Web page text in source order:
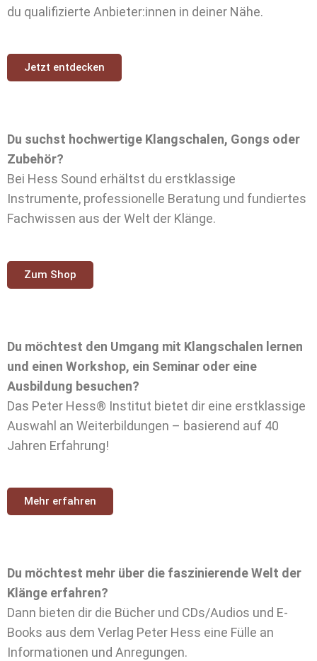
du qualifizierte Anbieter:innen in deiner Nähe.
Jetzt entdecken
Du suchst hochwertige Klangschalen, Gongs oder
Zubehör?
Bei Hess Sound erhältst du erstklassige
Instrumente, professionelle Beratung und fundiertes
Fachwissen aus der Welt der Klänge.
Zum Shop
Du möchtest den Umgang mit Klangschalen lernen
und einen Workshop, ein Seminar oder eine
Ausbildung besuchen?
Das Peter Hess® Institut bietet dir eine erstklassige
Auswahl an Weiterbildungen – basierend auf 40
Jahren Erfahrung!
Mehr erfahren
Du möchtest mehr über die faszinierende Welt der
Klänge erfahren?
Dann bieten dir die Bücher und CDs/Audios und E-
Books aus dem Verlag Peter Hess eine Fülle an
Informationen und Anregungen.